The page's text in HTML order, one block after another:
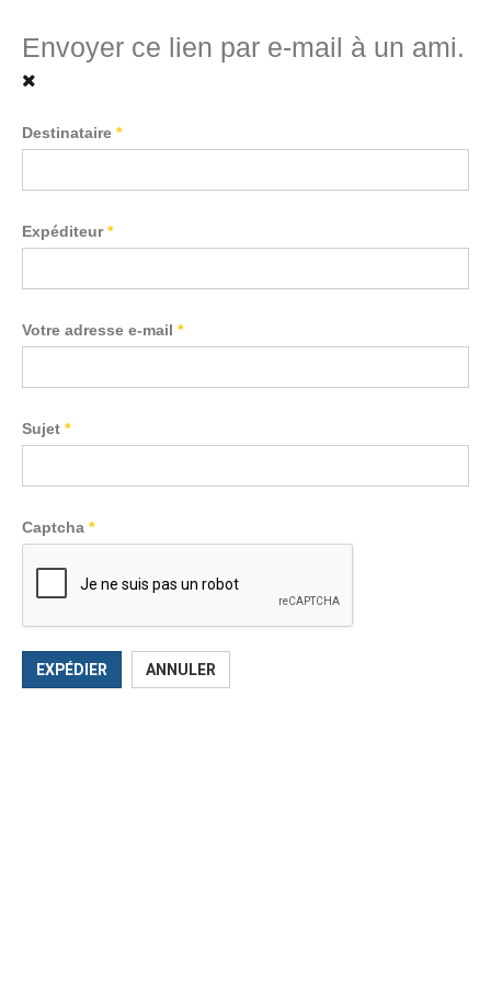
Envoyer ce lien par e-mail à un ami.
Destinataire *
Expéditeur*
Votre adresse e-mail *
Sujet *
Captcha *
EXPÉDIER ANNULER